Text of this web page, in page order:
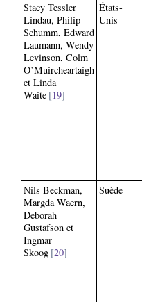
Stacy Tessler
Lindau, Philip
Schumm, Edward
Laumann, Wendy
Levinson, Colm
O’Muircheartaigh
et Linda
Waite 19
États-
Unis
Nils Beckman,
Margda Waern,
Deborah
Gustafson et
Ingmar
Skoog 20
Suède